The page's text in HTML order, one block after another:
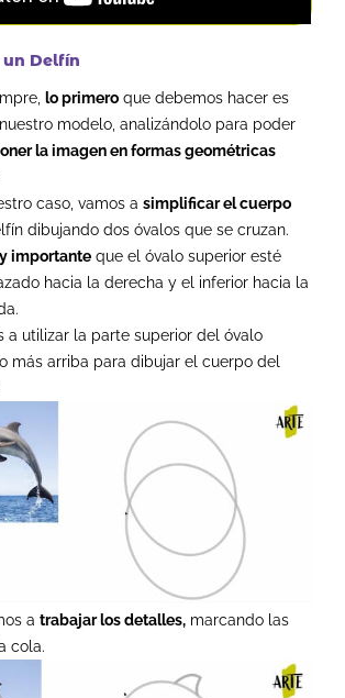
un Delfín
lo primero que debemos hacer es
modelo, analizándolo para poder
la imagen en formas geométricas
caso, vamos a simplificar el cuerpo
dibujando dos óvalos que se cruzan.
importante que el óvalo superior esté
hacia la derecha y el inferior hacia la
a utilizar la parte superior del óvalo
más arriba para dibujar el cuerpo del
a trabajar los detalles, marcando las
cola.